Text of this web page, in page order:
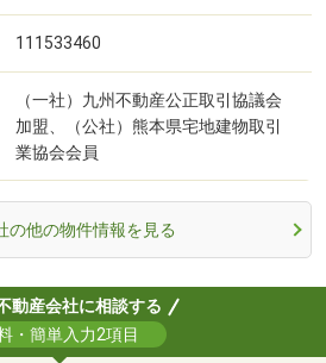
111533460
（一社）九州不動産公正取引協議会
加盟、（公社）熊本県宅地建物取引
業協会会員
の他の物件情報を見る
動産会社に相談する
・簡単入力2項目